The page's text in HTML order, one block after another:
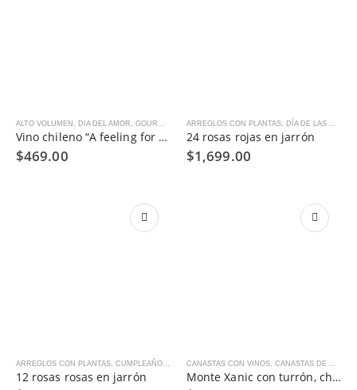
ALTO VOLUMEN , DIA DEL AMOR , GOURMET
Vino chileno “A feeling for sweet wine “ presente !!!❤️
$469.00
ARREGLOS CON PLANTAS, DÍA DE LAS MADRES
24 rosas rojas en jarrón
$1,699.00
ARREGLOS CON PLANTAS CUMPLEAÑOS DÍA DE LAS MADRES , DIA DEL AMOR,MEJÓRATE
12 rosas rosas en jarrón
CANASTAS CON VINOS CANASTAS DE REGALO
Monte Xanic con turrón, chocolates belgas y chocolate relleno de nuez